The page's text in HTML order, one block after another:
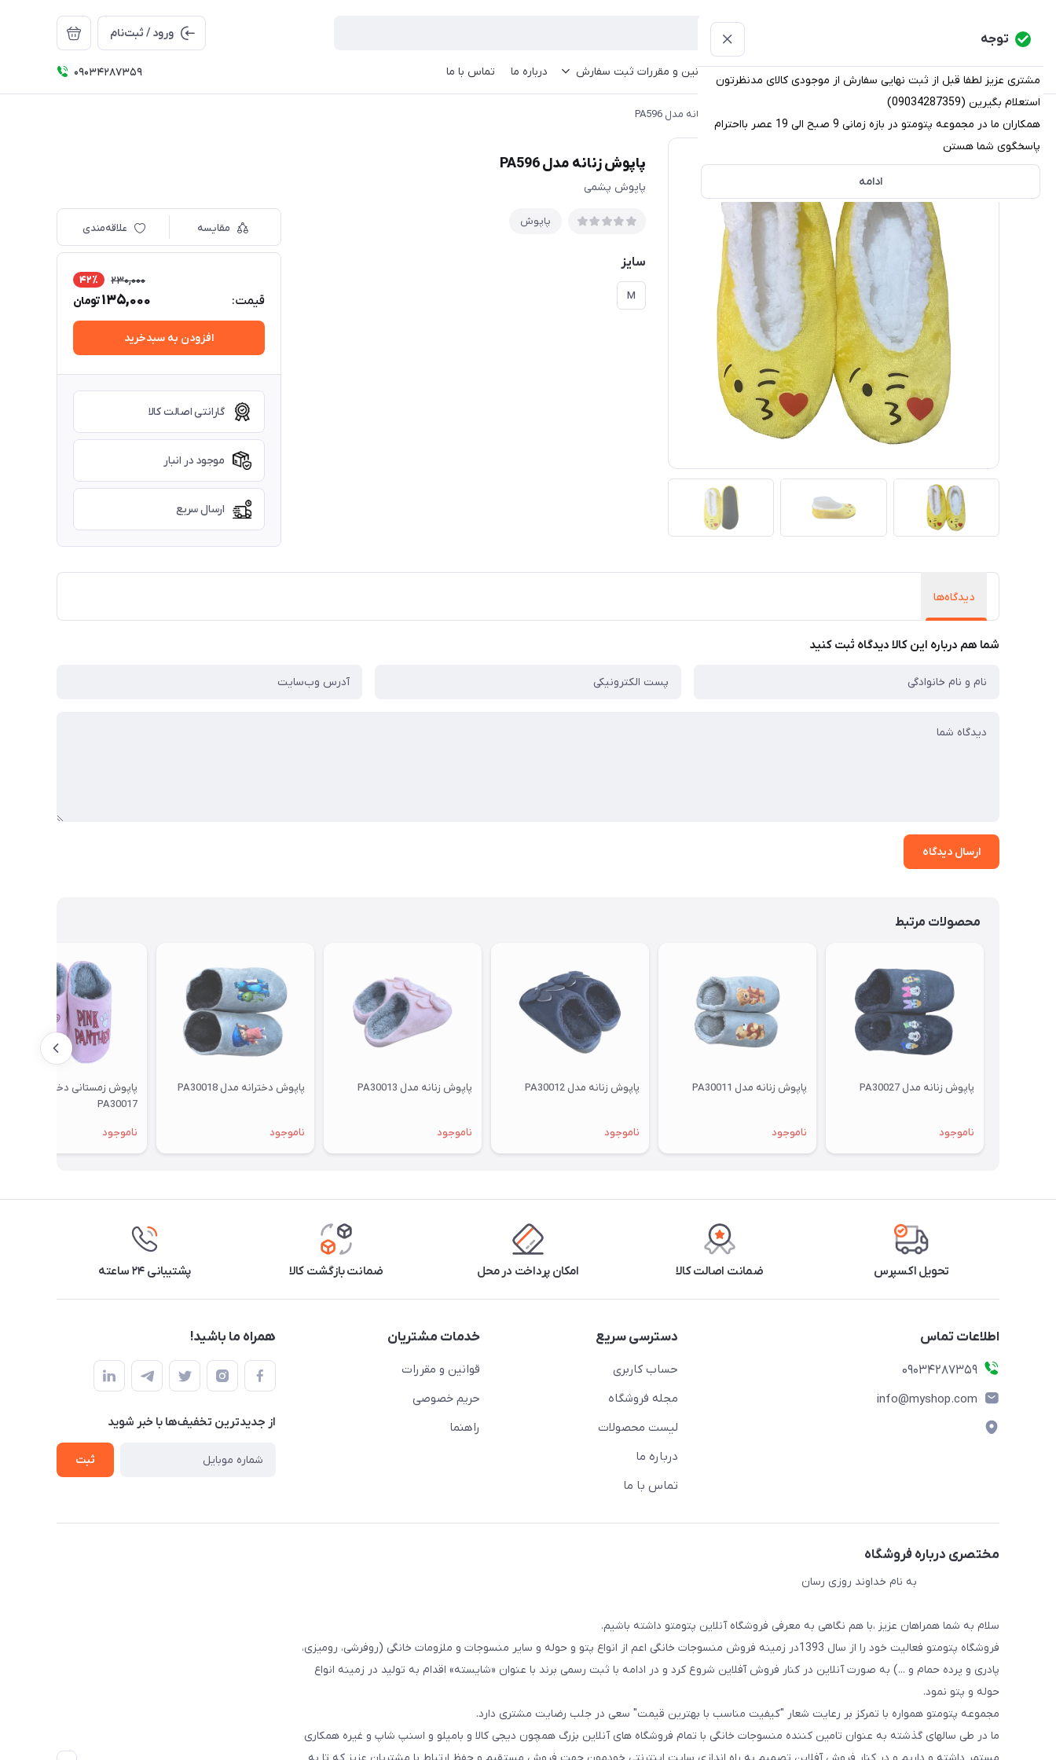
توجه
مشتری عزیز لطفا قبل از ثبت نهایی سفارش از موجودی کالای مدنظرتون
استعلام بگیرین (09034287359)
همکاران ما در مجموعه پتومتو در بازه زمانی 9 صبح الی 19 عصر بااحترام
پاسخگوی شما هستن
ادامه
ورود / ثبت‌نام
دسته‌بندی کالاها خانه دسته بندی محصولات قوانین و مقررات ثبت سفارش درباره ما تماس با ما 09034287359
پاپوش زنانه مدل PA596
پاپوش زنانه مدل PA596
پاپوش پشمی
پاپوش
سایز
M
مقایسه علاقه‌مندی
قیمت:
230,000 42٪
135,000تومان
افزودن به سبدخرید
گارانتی اصالت کالا
موجود در انبار
ارسال سریع
دیدگاه‌ها
شما هم درباره این کالا دیدگاه ثبت کنید
ارسال دیدگاه
محصولات مرتبط
پاپوش زنانه مدل PA30027
ناموجود
پاپوش زنانه مدل PA30011
ناموجود
پاپوش زنانه مدل PA30012
ناموجود
پاپوش زنانه مدل PA30013
ناموجود
پاپوش دخترانه مدل PA30018
ناموجود
پاپوش زمستانی دخترانه مدل
PA30017
ناموجود
تحویل اکسپرس ضمانت اصالت کالا امکان پرداخت در محل ضمانت بازگشت کالا پشتیبانی ۲۴ ساعته
اطلاعات تماس
09034287359
info@myshop.com
دسترسی سریع
حساب کاربری
مجله فروشگاه
لیست محصولات
درباره ما
تماس با ما
خدمات مشتریان
قوانین و مقررات
حریم خصوصی
راهنما
همراه ما باشید!
از جدید‌ترین تخفیف‌ها با‌ خبر شوید
ثبت
مختصری درباره فروشگاه
به نام خداوند روزی رسان
سلام به شما همراهان عزیز ،با هم نگاهی به معرفی فروشگاه آنلاین پتومتو داشته باشیم.
فروشگاه پتومتو فعالیت خود را از سال 1393در زمینه فروش منسوجات خانگی اعم از انواع پتو و حوله و سایر منسوجات و ملزومات خانگی (روفرشی، رومیزی،
پادری و پرده حمام و ...) به صورت آنلاین در کنار فروش آفلاین شروع کرد و در ادامه با ثبت رسمی برند با عنوان «شایسته» اقدام به تولید در زمینه انواع
حوله و پتو نمود.
مجموعه پتومتو همواره با تمرکز بر رعایت شعار "کیفیت مناسب با بهترین قیمت" سعی در جلب رضایت مشتری دارد.
ما در طی سالهای گذشته به عنوان تامین کننده منسوجات خانگی با تمام فروشگاه های آنلاین بزرگ همچون دیجی کالا و بامیلو و اسنپ شاپ و غیره همکاری